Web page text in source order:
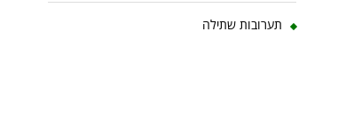
תערובות שתילה